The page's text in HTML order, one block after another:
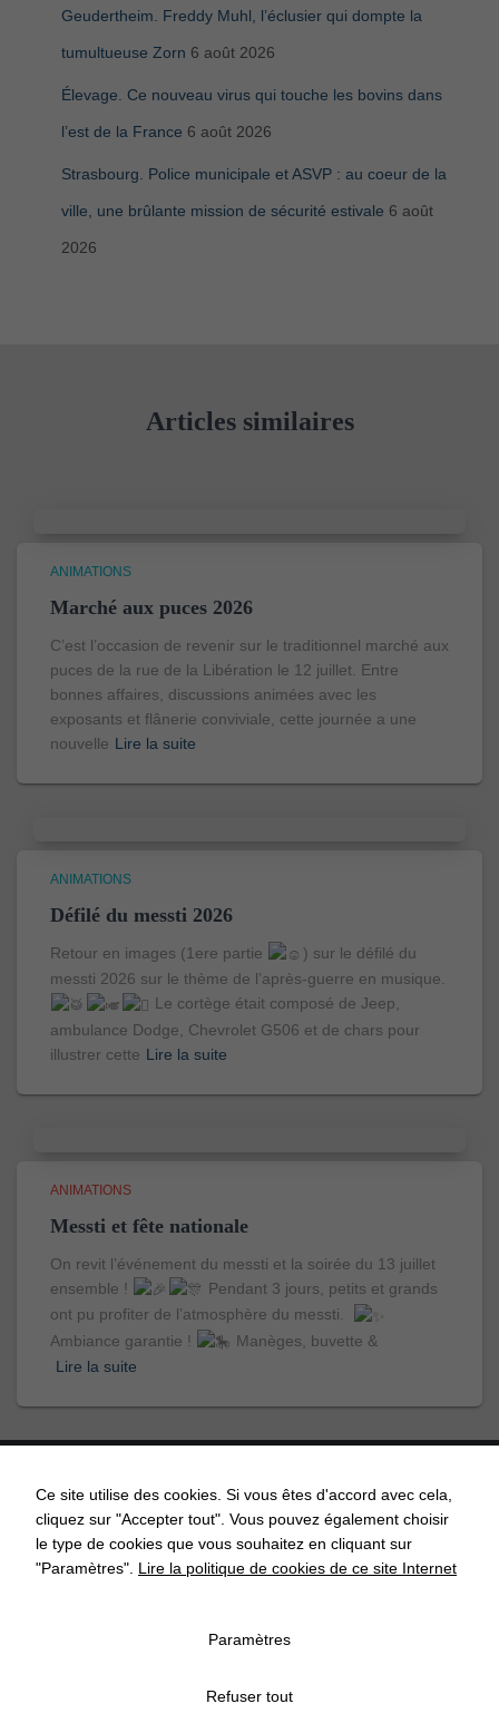
Geudertheim. Freddy Muhl, l’éclusier qui dompte la
tumultueuse Zorn 6 août 2026
Élevage. Ce nouveau virus qui touche les bovins dans
l’est de la France 6 août 2026
Strasbourg. Police municipale et ASVP : au coeur de la
ville, une brûlante mission de sécurité estivale 6 août
2026
Articles similaires
ANIMATIONS
Marché aux puces 2026
C’est l’occasion de revenir sur le traditionnel marché aux
puces de la rue de la Libération le 12 juillet. Entre
bonnes affaires, discussions animées avec les
exposants et flânerie conviviale, cette journée a une
nouvelle Lire la suite
ANIMATIONS
Défilé du messti 2026
Retour en images (1ere partie
) sur le défilé du
messti 2026 sur le thème de l’après-guerre en musique.
Le cortège était composé de Jeep,
ambulance Dodge, Chevrolet G506 et de chars pour
illustrer cette Lire la suite
ANIMATIONS
Messti et fête nationale
On revit l’événement du messti et la soirée du 13 juillet
ensemble !
Pendant 3 jours, petits et grands
ont pu profiter de l’atmosphère du messti.
Ambiance garantie !
Manèges, buvette &
Lire la suite
ACCUEIL ACTUALITÉS AGENDA API’GRENDEL
ECONOMIE
POLITIQUE DE CONFIDENTIALITÉ
Ce site utilise des cookies. Si vous êtes d'accord avec cela,
cliquez sur "Accepter tout". Vous pouvez également choisir
le type de cookies que vous souhaitez en cliquant sur
"Paramètres". Lire la politique de cookies de ce site Internet
Paramètres
Refuser tout